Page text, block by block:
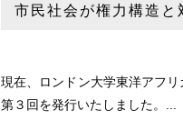
市民社会が権力構造と
現在、ロンドン大学東洋アフ
第３回を発行いたしました。...